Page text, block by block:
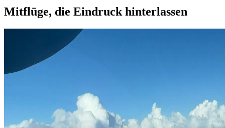
Mitflüge, die Eindruck hinterlassen